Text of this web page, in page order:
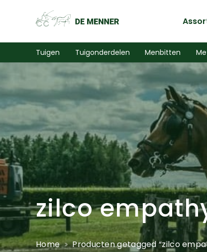
Tuigen Tuigonderdelen Menbitten
zilco
Home Producten getagged “zilco